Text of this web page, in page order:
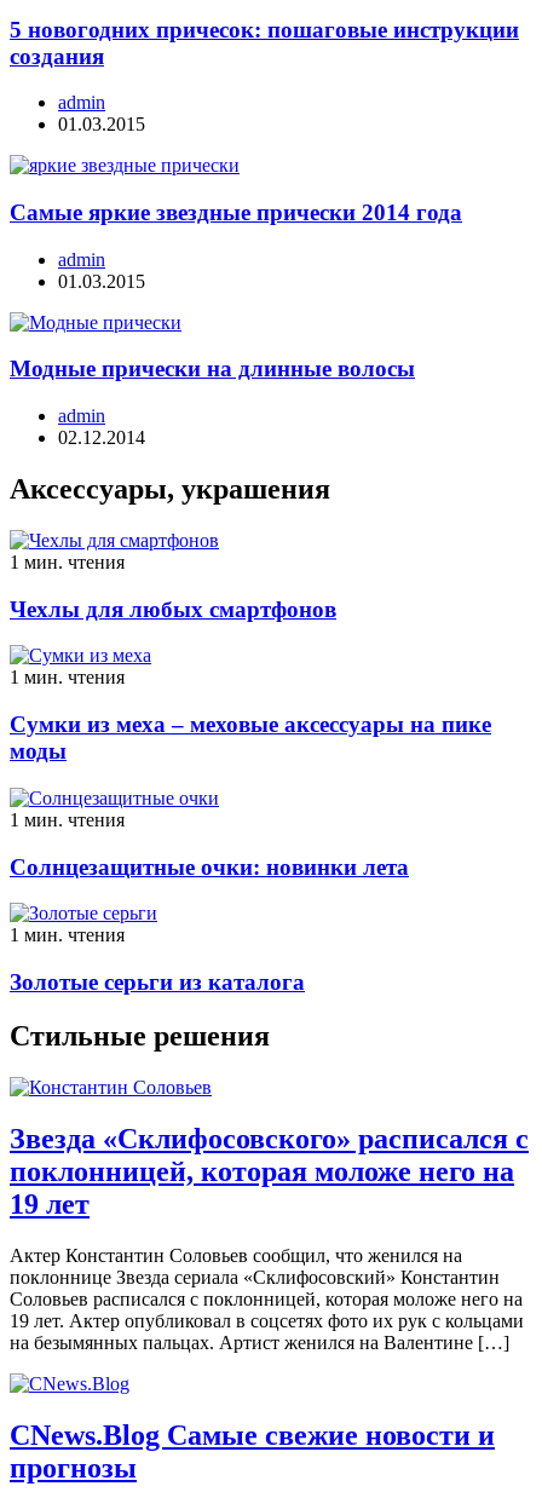
5 новогодних причесок: пошаговые инструкции
создания
admin
01.03.2015
Самые яркие звездные прически 2014 года
admin
01.03.2015
Модные прически на длинные волосы
admin
02.12.2014
Аксессуары, украшения
1 мин. чтения
Чехлы для любых смартфонов
1 мин. чтения
Сумки из меха – меховые аксессуары на пике
моды
1 мин. чтения
Солнцезащитные очки: новинки лета
1 мин. чтения
Золотые серьги из каталога
Стильные решения
Звезда «Склифосовского» расписался с
поклонницей, которая моложе него на
19 лет
Актер Константин Соловьев сообщил, что женился на
поклоннице Звезда сериала «Склифосовский» Константин
Соловьев расписался с поклонницей, которая моложе него на
19 лет. Актер опубликовал в соцсетях фото их рук с кольцами
на безымянных пальцах. Артист женился на Валентине […]
CNews.Blog Самые свежие новости и
прогнозы